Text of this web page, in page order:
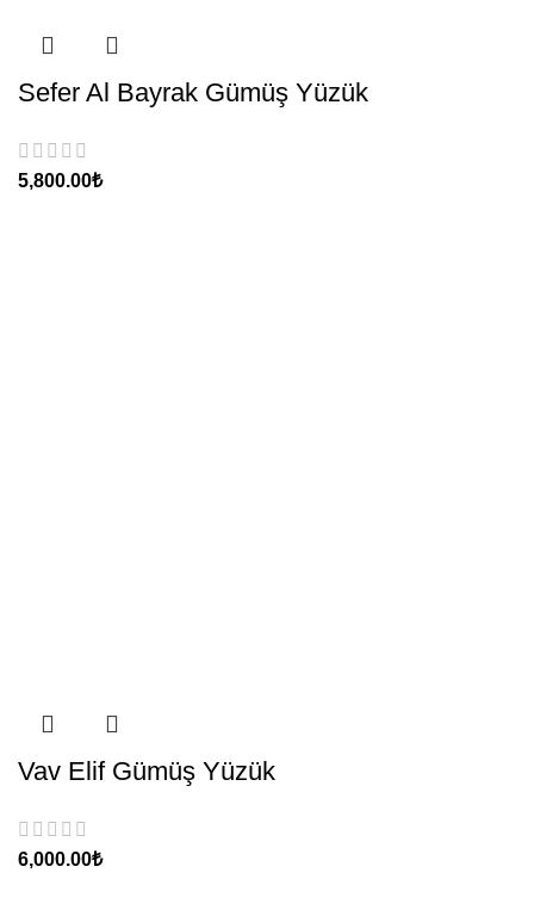
Sefer Al Bayrak Gümüş Yüzük
₺
Vav Elif Gümüş Yüzük
₺